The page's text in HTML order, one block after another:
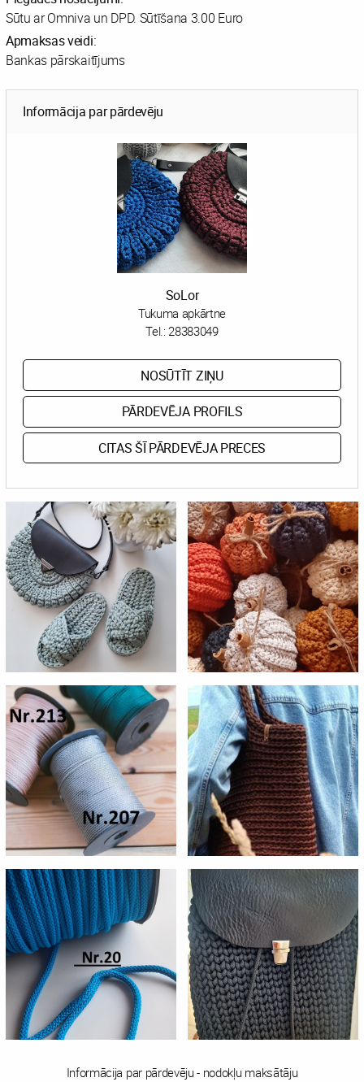
Sūtu ar Omniva un DPD. Sūtīšana 3.00 Euro
Apmaksas veidi:
Bankas pārskaitījums
Informācija par pārdevēju
SoLor
Tukuma apkārtne
Tel.:28383049
NOSŪTĪT ZIŅU
PĀRDEVĒJA PROFILS
CITAS ŠĪ PĀRDEVĒJA PRECES
Informācija par pārdevēju - nodokļu maksātāju